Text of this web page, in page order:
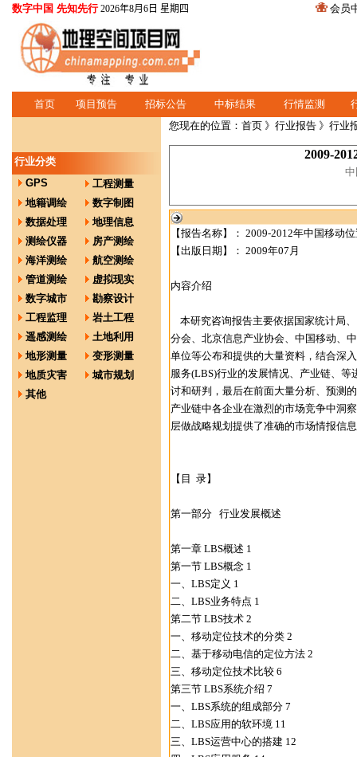
数字中国 先知先行 2026年8月6日 星期四 会员
首页 项目预告 招标公告 中标结果 行情监测
行业分类
GPS
工程测量
地籍调绘
数字制图
数据处理
地理信息
测绘仪器
房产测绘
海洋测绘
航空测绘
管道测绘
虚拟现实
数字城市
勘察设计
工程监理
岩土工程
遥感测绘
土地利用
地形测量
变形测量
地质灾害
城市规划
其他
您现在的位置： 首页 》 行业报告 》行业
2009-
【报告名称】： 2009-2012年中国移动
【出版日期】： 2009年07月
内容介绍
本研究咨询报告主要依据国家统计局
分会、北京信息产业协会、中国移动、
单位等公布和提供的大量资料，结合深
服务(LBS)行业的发展情况、产业链、
讨和研判，最后在前面大量分析、预测
产业链中各企业在激烈的市场竞争中洞
层做战略规划提供了准确的市场情报信
【目 录】
第一部分 行业发展概述
第一章 LBS概述 1
第一节 LBS概念 1
一、LBS定义 1
二、LBS业务特点 1
第二节 LBS技术 2
一、移动定位技术的分类 2
二、基于移动电信的定位方法 2
三、移动定位技术比较 6
第三节 LBS系统介绍 7
一、LBS系统的组成部分 7
二、LBS应用的软环境 11
三、LBS运营中心的搭建 12